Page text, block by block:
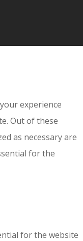
experience
Out of these
as necessary are
for the
for the website